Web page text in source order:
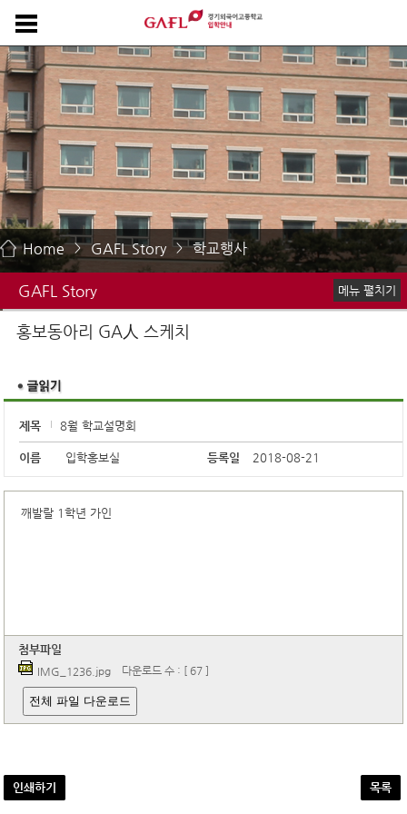
Home > GAFL Story > 학교행사
GAFL Story
GAFL Life
메뉴 펼치기
홍보동아리 GA人 스케치
제목 8월 학교설명회
이름 입학홍보실 등록일 2018-08-21
깨발랄 1학년 가인
첨부파일
IMG_1236.jpg 다운로드 수 : [ 67 ]
전체 파일 다운로드
인쇄하기 목록